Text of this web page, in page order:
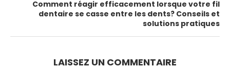
Comment réagir efficacement lorsque votre fil
dentaire se casse entre les dents? Conseils et
solutions pratiques
LAISSEZ UN COMMENTAIRE